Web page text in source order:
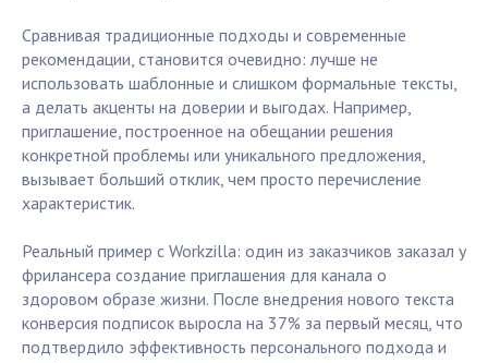
Сравнивая традиционные подходы и современные
рекомендации, становится очевидно: лучше не
использовать шаблонные и слишком формальные тексты,
а делать акценты на доверии и выгодах. Например,
приглашение, построенное на обещании решения
конкретной проблемы или уникального предложения,
вызывает больший отклик, чем просто перечисление
характеристик.
Реальный пример с Workzilla: один из заказчиков заказал у
фрилансера создание приглашения для канала о
здоровом образе жизни. После внедрения нового текста
конверсия подписок выросла на 37% за первый месяц, что
подтвердило эффективность персонального подхода и